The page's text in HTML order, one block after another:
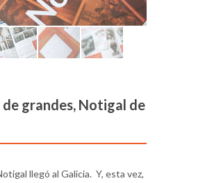
grandes, Notigal de
llegó al Galicia. Y, esta vez,